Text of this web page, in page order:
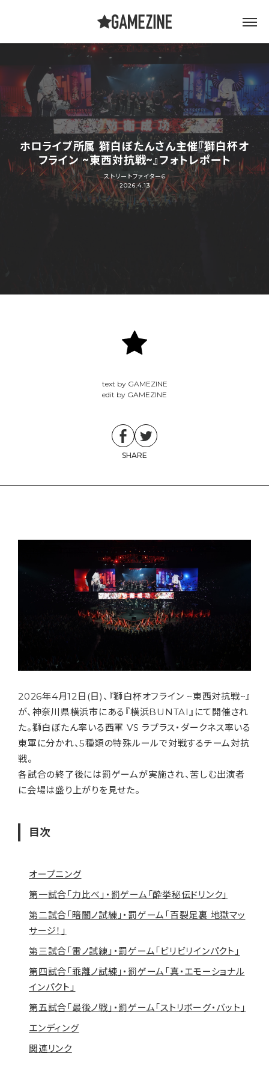
ホロライブ所属 獅白ぼたんさん主催『獅白杯オ
フライン ~東西対抗戦~』フォトレポート
ストリートファイター6
2026.4.13
text by GAMEZINE
edit by GAMEZINE
SHARE
2026年4月12日(日)、『獅白杯オフライン ~東西対抗戦~』
が、神奈川県横浜市にある『横浜BUNTAI』にて開催され
た。獅白ぼたん率いる西軍 VS ラプラス・ダークネス率いる
東軍に分かれ、5種類の特殊ルールで対戦するチーム対抗
戦。
各試合の終了後には罰ゲームが実施され、苦しむ出演者
に会場は盛り上がりを見せた。
目次
オープニング
第一試合「力比べ」・罰ゲーム「酔挙秘伝ドリンク」
第二試合「暗闇ノ試練」・罰ゲーム「百裂足裏 地獄マッ
サージ！」
第三試合「雷ノ試練」・罰ゲーム「ビリビリインパクト」
第四試合「乖離ノ試練」・罰ゲーム「真・エモーショナル
インパクト」
第五試合「最後ノ戦」・罰ゲーム「ストリボーグ・バット」
エンディング
関連リンク